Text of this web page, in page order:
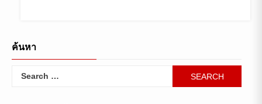
ค้นหา
Search